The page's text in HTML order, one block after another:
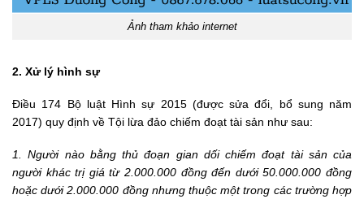
Ảnh tham khảo internet
2. Xử lý hình sự
Điều 174 Bộ luật Hình sự 2015(được sửa đổi, bổ sung năm
2017) quy định về Tội lừa đảo chiếm đoạt tài sản như sau:
1. Người nào bằng thủ đoạn gian dối chiếm đoạt tài sản của
người khác trị giá từ 2.000.000 đồng đến dưới 50.000.000 đồng
hoặc dưới 2.000.000 đồng nhưng thuộc một trong các trường hợp